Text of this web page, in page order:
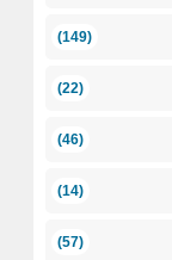
(149)
(22)
(46)
(14)
(57)